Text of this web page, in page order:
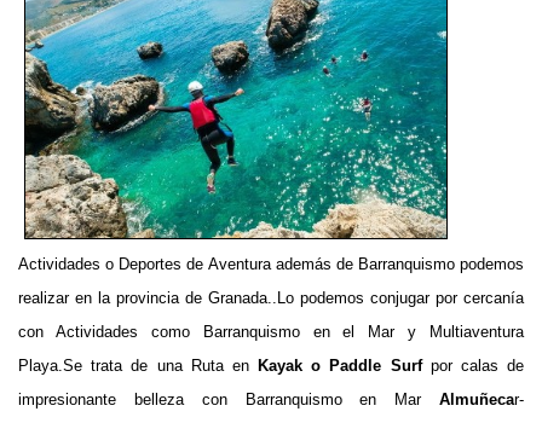
Actividades o Deportes de Aventura además de Barranquismo podemos
realizar en la provincia de Granada.. Lo podemos conjugar por cercanía
con Actividades como Barranquismo en el Mar y Multiaventura
Playa.Se trata de una Ruta en Kayak o Paddle Surf por calas de
impresionante belleza con Barranquismo en Mar Almuñecar-